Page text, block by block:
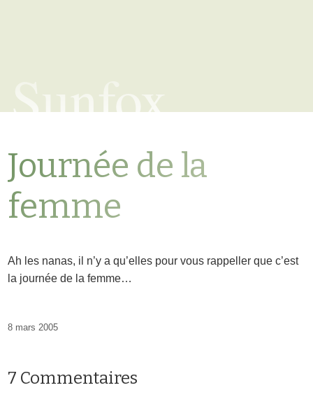
Sunfox
Journée de la
femme
Ah les nanas, il n’y a qu’elles pour vous rappeller que c’est
la journée de la femme…
8 mars 2005
7 Commentaires